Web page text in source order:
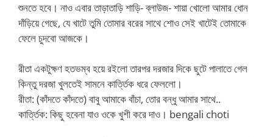
শুনতে হবে। নাও এবার তাড়াতাড়ি শাড়ি- ব্লাউজ- শায়া খোলো আমার ধোন
দাঁড়িয়ে গেছে, যে খাটে তুমি তোমার বরের সাথে শোও সেই খাটেই তোমাকে
ফেলে চুদবো আজকে।
রীতা একটুক্ষণ হতভম্ব হয়ে র‌ইলো তারপর দরজার দিকে ছুটে পালাতে গেল
কিন্তু দরজা খুলতেই সামনে কার্ত্তিক ধরে ফেললো।
রীতা: (কাঁদতে কাঁদতে) বাবু আমাকে বাঁচা, তোর বন্ধু আমার সাথে..
কার্ত্তিক: কিছু হবেনা যাও ওকে খুশী করে দাও। bengali choti